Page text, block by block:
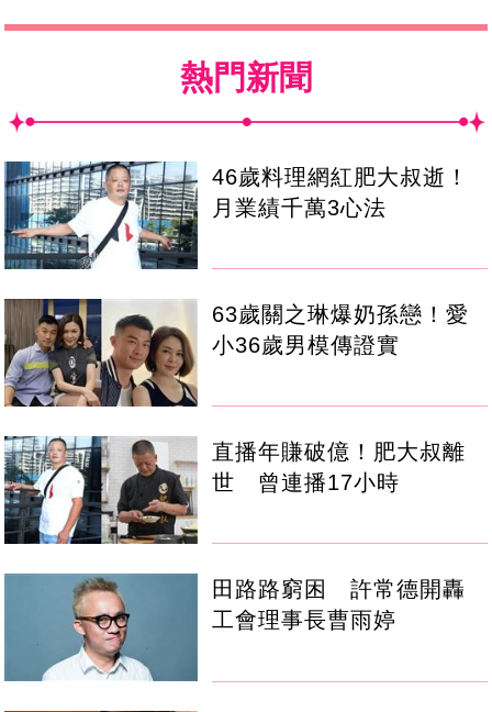
熱門新聞
46歲料理網紅肥大叔逝！
月業績千萬3心法
63歲關之琳爆奶孫戀！愛
小36歲男模傳證實
直播年賺破億！肥大叔離
世 曾連播17小時
田路路窮困 許常德開轟
工會理事長曹雨婷